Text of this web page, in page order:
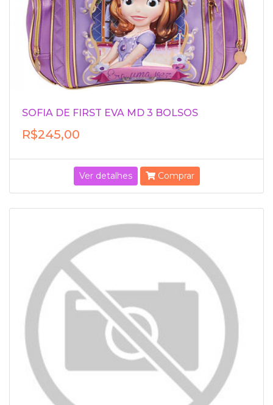
SOFIA DE FIRST EVA MD 3 BOLSOS
R$245,00
Ver detalhes Comprar